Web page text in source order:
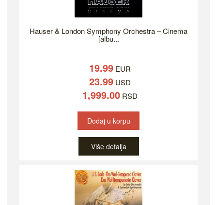
Hauser & London Symphony Orchestra ‎– Cinema
[albu...
19.99EUR
23.99USD
1,999.00RSD
Dodaj u korpu
Više detalja